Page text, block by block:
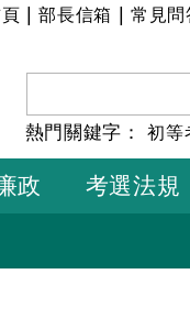
|部長信箱 常見問
熱門關鍵字：初等
政 考選法規